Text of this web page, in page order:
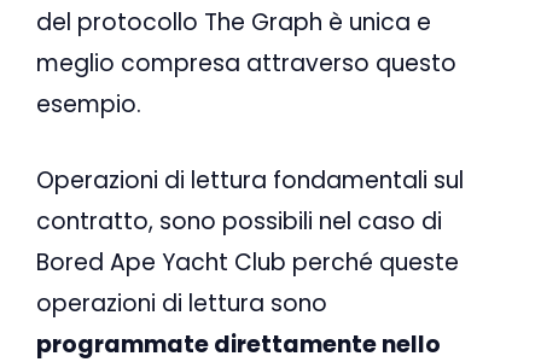
del protocollo The Graph è unica e
meglio compresa attraverso questo
esempio.
Operazioni di lettura fondamentali sul
contratto, sono possibili nel caso di
Bored Ape Yacht Club perché queste
operazioni di lettura sono
programmate direttamente nello